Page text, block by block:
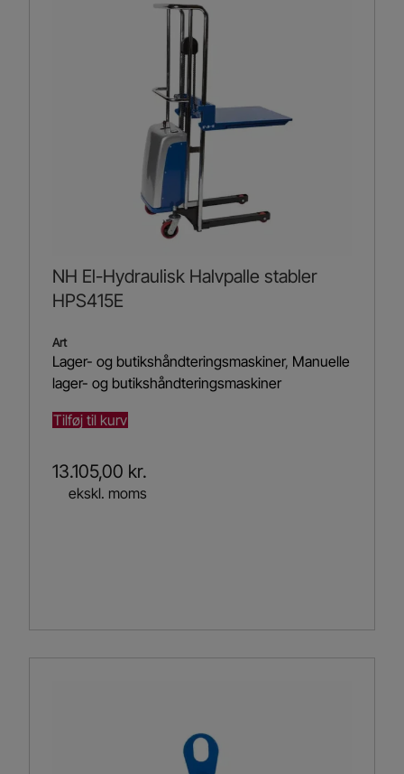
NH El-Hydraulisk Halvpalle stabler
HPS415E
Art
Lager- og butikshåndteringsmaskiner, Manuelle
lager- og butikshåndteringsmaskiner
Tilføj til kurv
13.105,00 kr.
ekskl. moms